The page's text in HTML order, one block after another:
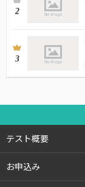
2
3
テスト概要
お申込み